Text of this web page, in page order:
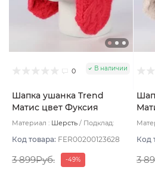
0 В наличии
Шапка ушанка Trend
Матис цвет Фуксия
размер 56-58
Материал : Шерсть
Подклад:
Код товара: FER00200123628
3 899Руб. -49%
Код
3